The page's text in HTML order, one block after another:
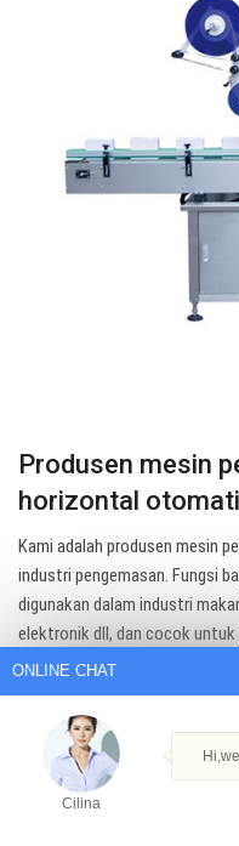
Produsen mesin
horizontal
Kami adalah produsen mesin
industri pengemasan. Fungsi
digunakan dalam industri
elektronik dll, dan cocok
berdiri, seperti ...
Get Best Quote
ONLINE CHAT
Cilina